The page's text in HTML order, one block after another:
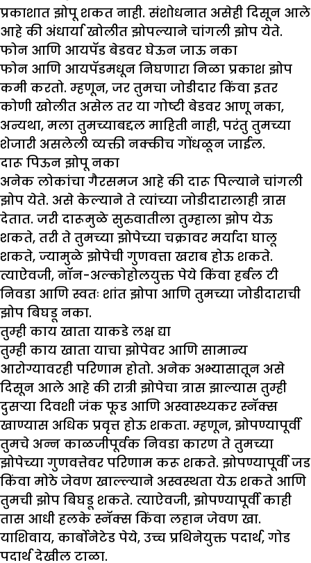
प्रकाशात झोपू शकत नाही. संशोधनात असेही दिसून आले
आहे की अंधार्या खोलीत झोपल्याने चांगली झोप येते.
फोन आणि आयपॅड बेडवर घेऊन जाऊ नका
फोन आणि आयपॅडमधून निघणारा निळा प्रकाश झोप
कमी करतो. म्हणून, जर तुमचा जोडीदार किंवा इतर
कोणी खोलीत असेल तर या गोष्टी बेडवर आणू नका,
अन्यथा, मला तुमच्याबद्दल माहिती नाही, परंतु तुमच्या
शेजारी असलेली व्यक्ती नक्कीच गोंधळून जाईल.
दारू पिऊन झोपू नका
अनेक लोकांचा गैरसमज आहे की दारू पिल्याने चांगली
झोप येते. असे केल्याने ते त्यांच्या जोडीदारालाही त्रास
देतात. जरी दारूमुळे सुरुवातीला तुम्हाला झोप येऊ
शकते, तरी ते तुमच्या झोपेच्या चक्रावर मर्यादा घालू
शकते, ज्यामुळे झोपेची गुणवत्ता खराब होऊ शकते.
त्याऐवजी, नॉन-अल्कोहोलयुक्त पेये किंवा हर्बल टी
निवडा आणि स्वतः शांत झोपा आणि तुमच्या जोडीदाराची
झोप बिघडू नका.
तुम्ही काय खाता याकडे लक्ष द्या
तुम्ही काय खाता याचा झोपेवर आणि सामान्य
आरोग्यावरही परिणाम होतो. अनेक अभ्यासातून असे
दिसून आले आहे की रात्री झोपेचा त्रास झाल्यास तुम्ही
दुसऱ्या दिवशी जंक फूड आणि अस्वास्थ्यकर स्नॅक्स
खाण्यास अधिक प्रवृत्त होऊ शकता. म्हणून, झोपण्यापूर्वी
तुमचे अन्न काळजीपूर्वक निवडा कारण ते तुमच्या
झोपेच्या गुणवत्तेवर परिणाम करू शकते. झोपण्यापूर्वी जड
किंवा मोठे जेवण खाल्ल्याने अस्वस्थता येऊ शकते आणि
तुमची झोप बिघडू शकते. त्याऐवजी, झोपण्यापूर्वी काही
तास आधी हलके स्नॅक्स किंवा लहान जेवण खा.
याशिवाय, कार्बोनेटेड पेये, उच्च प्रथिनेयुक्त पदार्थ, गोड
पदार्थ देखील टाळा.